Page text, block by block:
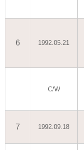
6 1992.05.21
C/W
7 1992.09.18